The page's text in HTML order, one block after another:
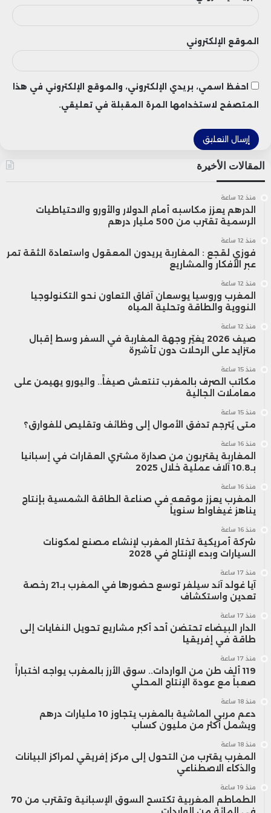
النظام.
على الرغم من تحقيق فائض مالي تقني قدره
1.616 مليار درهم في 2024، فإن هذا الفائض
يتوقع أن ينخفض بشكل حاد إلى 133 مليون
سيستهلك تقريباً كامل إيراداته.
أما بالنسبة لنظام التأمين الإجباري عن المرض
“AMO الشامل”، فقد سجل تحديات مالية كبيرة
إجمالي الاشتراكات 195 مليون درهم، ومن
2025.
لكن النفقات سترتفع بشكل أكبر، حيث بلغت
تتجاوز المليار درهم في 2025.
وفي هذا السياق، ارتفعت نسبة النفقات إلى
الاشتراكات من 238% في 2024 إلى 291% في
2025، مما يعني أن النفقات ستتجاوز
الاشتراكات بمقدار يقارب الثلاثة أضعاف.
ويتوقع أن يصل العجز المالي التقني إلى
1.075 مليون درهم في 2025.
الموقع الإلكتروني
احفظ اسمي، بريدي الإلكتروني، والموقع الإلكتروني في هذا
المتصفح لاستخدامها المرة المقبلة في تعليقي.
المقالات الأخيرة
منذ 12 ساعة
الدرهم يعزز مكاسبه أمام الدولار والأورو والاحتياطيات
الرسمية تقترب من 500 مليار درهم
منذ 12 ساعة
فوزي لقجع : المغاربة يريدون المعقول واستعادة الثقة تمر
عبر الأفكار والمشاريع
منذ 12 ساعة
المغرب وروسيا يوسعان آفاق التعاون نحو التكنولوجيا
النووية والطاقة وتحلية المياه
منذ 12 ساعة
صيف 2026 يغيّر وجهة المغاربة في السفر وسط إقبال
متزايد على الرحلات دون تأشيرة
منذ 15 ساعة
مكاتب الصرف بالمغرب تنتعش صيفاً.. واليورو يهيمن على
معاملات الجالية
منذ 15 ساعة
متى يُترجم تدفق الأموال إلى وظائف وتقليص للفوارق؟
منذ 16 ساعة
المغاربة يقتربون من صدارة مشتري العقارات في إسبانيا
بـ10.8 آلاف عملية خلال 2025
منذ 16 ساعة
المغرب يعزز موقعه في صناعة الطاقة الشمسية بإنتاج
يناهز غيغاواط سنوياً
منذ 16 ساعة
شركة أمريكية تختار المغرب لإنشاء مصنع لمكونات
السيارات وبدء الإنتاج في 2028
منذ 17 ساعة
آيا غولد آند سيلفر توسع حضورها في المغرب بـ21 رخصة
تعدين واستكشاف
منذ 17 ساعة
الدار البيضاء تحتضن أحد أكبر مشاريع تحويل النفايات إلى
طاقة في إفريقيا
منذ 17 ساعة
119 ألف طن من الواردات.. سوق الأرز بالمغرب يواجه اختباراً
صعباً مع عودة الإنتاج المحلي
منذ 18 ساعة
دعم مربي الماشية بالمغرب يتجاوز 10 مليارات درهم
ويشمل أكثر من مليون كساب
منذ 18 ساعة
المغرب يقترب من التحول إلى مركز إفريقي لمراكز البيانات
والذكاء الاصطناعي
منذ 19 ساعة
الطماطم المغربية تكتسح السوق الإسبانية وتقترب من 70